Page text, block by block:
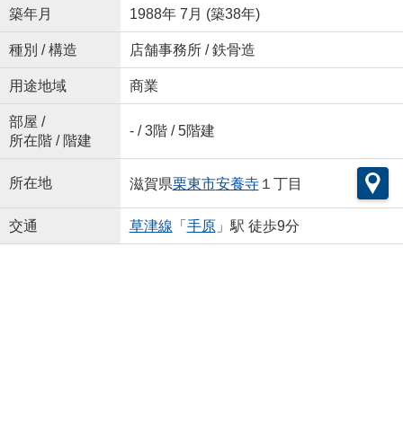
築年月 1988年 7月 (築38年)
種別 / 構造 店舗事務所 / 鉄骨造
用途地域 商業
部屋 /
所在階 / 階建
- / 3階 / 5階建
所在地 滋賀県栗東市安養寺１丁目
交通 草津線 「 手原」駅 徒歩9分